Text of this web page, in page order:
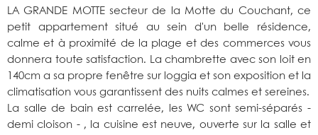
LA GRANDE MOTTE secteur de la Motte du Couchant, ce
petit appartement situé au sein d'un belle résidence,
calme et à proximité de la plage et des commerces vous
donnera toute satisfaction. La chambrette avec son loit en
140cm a sa propre fenêtre sur loggia et son exposition et la
climatisation vous garantissent des nuits calmes et sereines.
La salle de bain est carrelée, les WC sont semi-séparés -
demi cloison - , la cuisine est neuve, ouverte sur la salle et